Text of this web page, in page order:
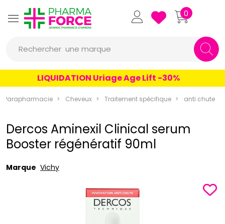
Pharmaforce Grande Pharmacie
0
Rechercher
un produit
une marque
LIQUIDATION Uriage Age Lift -30%
Parapharmacie Cheveux Traitement spécifique anti chute
Dercos Aminexil Clinical serum
Booster régénératif 90ml
Marque Vichy